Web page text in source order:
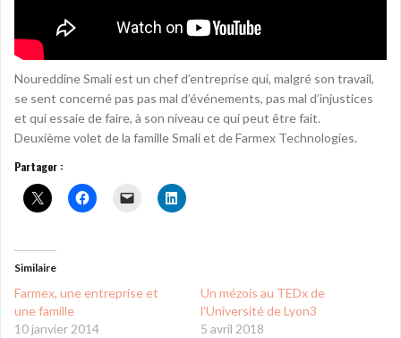
Noureddine Smali est un chef d’entreprise qui, malgré son travail,
se sent concerné pas pas mal d’événements, pas mal d’injustices
et qui essaie de faire, à son niveau ce qui peut être fait.
Deuxième volet de la famille Smali et de Farmex Technologies.
Partager :
Similaire
Farmex, une entreprise et
une famille
10 janvier 2014
Un mézois au TEDx de
l’Université de Lyon3
5 avril 2018